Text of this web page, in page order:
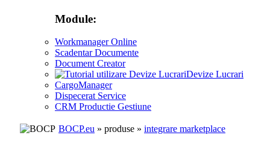
Module:
Workmanager Online
Scadentar Documente
Document Creator
Devize Lucrari
CargoManager
Dispecerat Service
CRM Productie Gestiune
BOCP.eu » produse » integrare marketplace